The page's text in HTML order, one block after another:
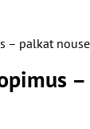
palkat
–